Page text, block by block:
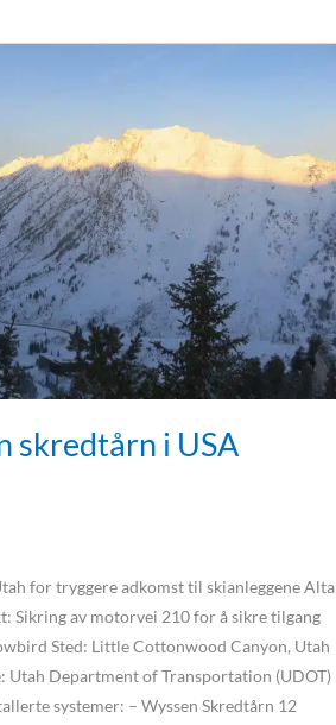
skredtårn i USA
for tryggere adkomst til skianleggene Alta
Sikring av motorvei 210 for å sikre tilgang
Sted: Little Cottonwood Canyon, Utah
Utah Department of Transportation (UDOT)
systemer: – Wyssen Skredtårn 12